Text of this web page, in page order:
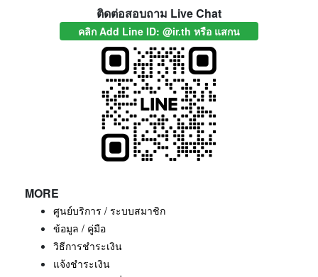
ติดต่อสอบถาม Live Chat
คลิก Add Line ID: @ir.th หรือ แสกน
MORE
ศูนย์บริการ / ระบบสมาชิก
ข้อมูล / คู่มือ
วิธีการชำระเงิน
แจ้งชำระเงิน